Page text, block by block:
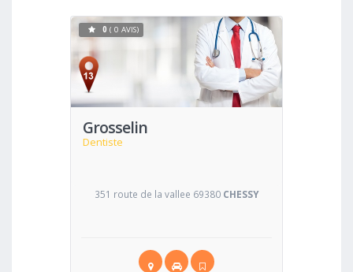
Grosselin
Dentiste
Voir
0 ( 0 AVIS)
351 route de la vallee 69380 CHESSY